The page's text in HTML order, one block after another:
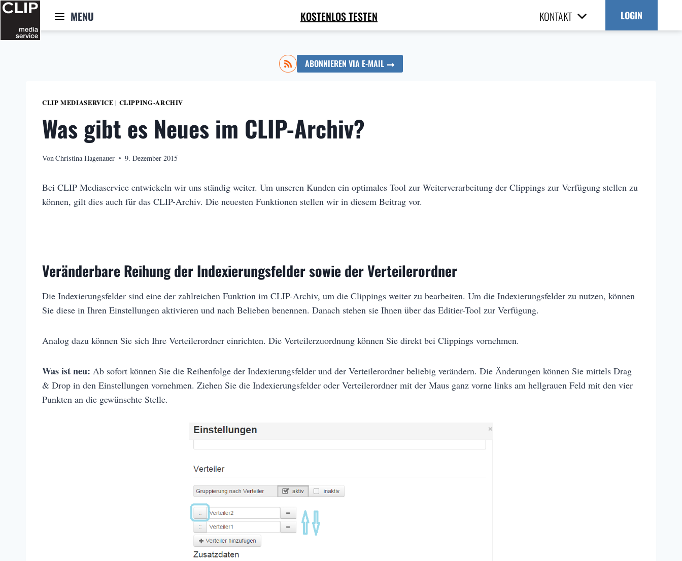
Zum
springen
MENU KOSTENLOS TESTEN KONTAKT LOGIN
ABONNIEREN VIA E-MAIL
CLIP MEDIASERVICE | CLIPPING-ARCHIV
Was gibt es Neues im CLIP-Archiv?
VonChristina Hagenauer 9. Dezember 2015
Bei CLIP Mediaservice entwickeln wir uns ständig weiter. Um unseren Kunden ein optimales Tool zur Weiterverarbeitung der Clippings zur Verfügung stellen zu
können, gilt dies auch für das CLIP-Archiv. Die neuesten Funktionen stellen wir in diesem Beitrag vor.
Veränderbare Reihung der Indexierungsfelder sowie der Verteilerordner
Die Indexierungsfelder sind eine der zahlreichen Funktion im CLIP-Archiv, um die Clippings weiter zu bearbeiten. Um die Indexierungsfelder zu nutzen, können
Sie diese in Ihren Einstellungen aktivieren und nach Belieben benennen. Danach stehen sie Ihnen über das Editier-Tool zur Verfügung.
Analog dazu können Sie sich Ihre Verteilerordner einrichten. Die Verteilerzuordnung können Sie direkt bei Clippings vornehmen.
Was ist neu: Ab sofort können Sie die Reihenfolge der Indexierungsfelder und der Verteilerordner beliebig verändern. Die Änderungen können Sie mittels Drag
& Drop in den Einstellungen vornehmen. Ziehen Sie die Indexierungsfelder oder Verteilerordner mit der Maus ganz vorne links am hellgrauen Feld mit den vier
Punkten an die gewünschte Stelle.